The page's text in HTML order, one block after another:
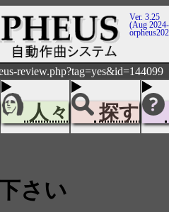
Ver. 3.25
(Aug
review.php?tag=yes&id=144099
人々 探す
さい